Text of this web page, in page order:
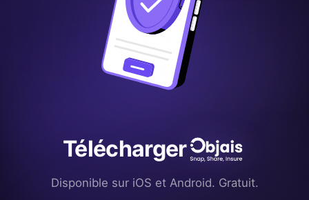
Télécharger
Disponible sur iOS et Android. Gratuit.